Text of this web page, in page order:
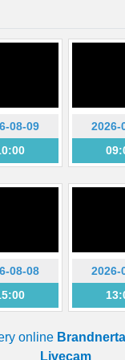
08-09
2026-
08-08
2026-
online
Livecam